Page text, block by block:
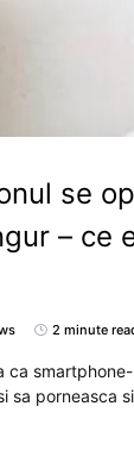
se
– ce
2 minute
ca
sa porneasca